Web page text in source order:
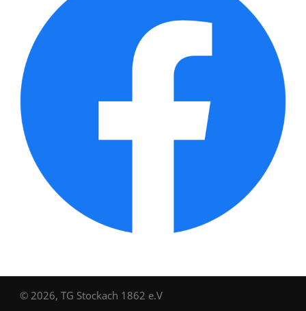
© 2026, TG Stockach 1862 e.V